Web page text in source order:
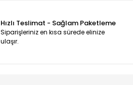
Hızlı Teslimat - Sağlam Paketleme
Siparişleriniz en kısa sürede elinize
ulaşır.